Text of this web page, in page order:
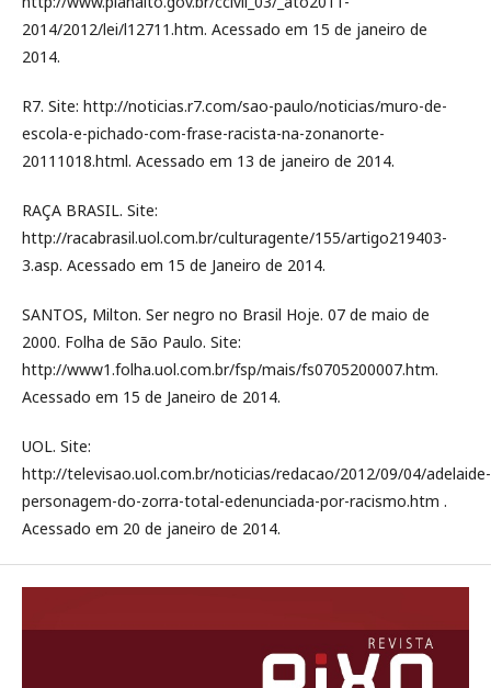
2014/2012/lei/l12711.htm. Acessado em 15 de janeiro de
2014.
R7. Site: http://noticias.r7.com/sao-paulo/noticias/muro-de-
escola-e-pichado-com-frase-racista-na-zonanorte-
20111018.html. Acessado em 13 de janeiro de 2014.
RAÇA BRASIL. Site:
http://racabrasil.uol.com.br/culturagente/155/artigo219403-
3.asp. Acessado em 15 de Janeiro de 2014.
SANTOS, Milton. Ser negro no Brasil Hoje. 07 de maio de
2000. Folha de São Paulo. Site:
http://www1.folha.uol.com.br/fsp/mais/fs0705200007.htm.
Acessado em 15 de Janeiro de 2014.
UOL. Site:
http://televisao.uol.com.br/noticias/redacao/2012/09/04/adelaide-
personagem-do-zorra-total-edenunciada-por-racismo.htm .
Acessado em 20 de janeiro de 2014.